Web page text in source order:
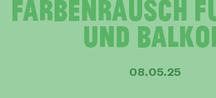
Farbenrausch
und
08.05.25